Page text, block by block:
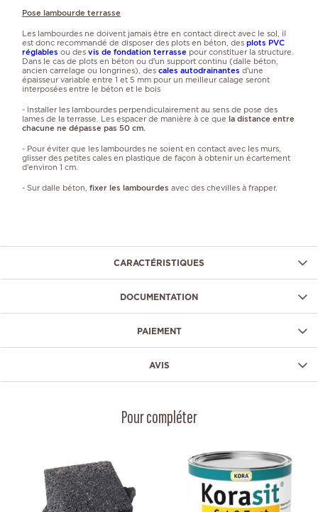
Pose lambourde terrasse
Les lambourdes ne doivent jamais être en contact direct avec le sol, il
est donc recommandé de disposer des plots en béton, des plots PVC
réglables ou des vis de fondation terrasse pour constituer la structure.
Dans le cas de plots en béton ou d’un support continu (dalle béton,
ancien carrelage ou longrines), des cales autodrainantes d’une
épaisseur variable entre 1 et 5 mm pour un meilleur calage seront
interposées entre le béton et le bois
- Installer les lambourdes perpendiculairement au sens de pose des
lames de la terrasse. Les espacer de manière à ce que la distance entre
chacune ne dépasse pas 50 cm.
- Pour éviter que les lambourdes ne soient en contact avec les murs,
glisser des petites cales en plastique de façon à obtenir un écartement
d’environ 1 cm.
- Sur dalle béton, fixer les lambourdes avec des chevilles à frapper.
CARACTÉRISTIQUES
DOCUMENTATION
PAIEMENT
AVIS
Pour compléter